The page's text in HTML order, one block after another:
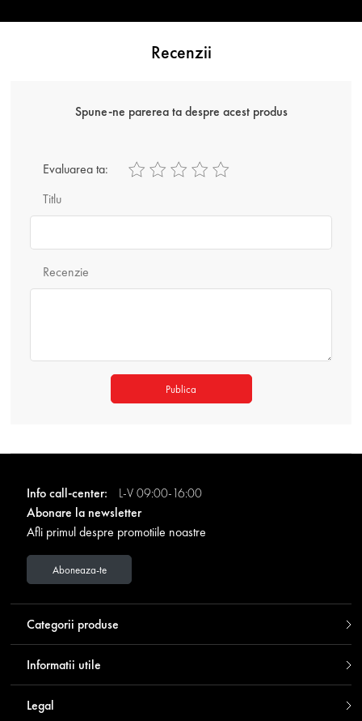
Recenzii
Spune-ne parerea ta despre acest produs
Titlu
Evaluarea ta:
Recenzie
Publica
Info call-center:
L-V 09:00-16:00
Abonare la newsletter
Afli primul despre promotiile noastre
Aboneaza-te
Categorii produse
Informatii utile
Legal